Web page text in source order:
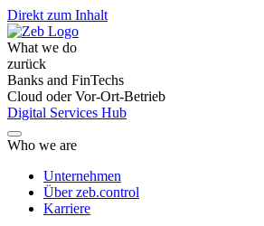
Direkt zum Inhalt
What we do
zurück
Banks and FinTechs
Cloud oder Vor-Ort-Betrieb
Digital Services Hub
Who we are
Unternehmen
Über zeb.control
Karriere